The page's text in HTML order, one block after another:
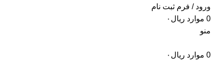
ورود / فرم ثبت نام
0 موارد ریال ۰
منو
0 موارد ریال ۰